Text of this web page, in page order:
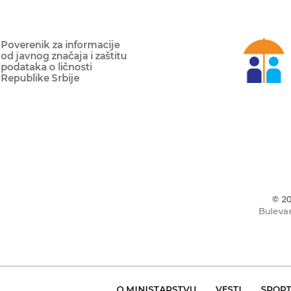
Poverenik za informacije
od javnog značaja i zaštitu
podataka o ličnosti
Republike Srbije
©